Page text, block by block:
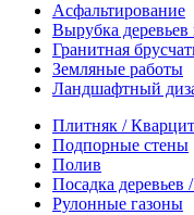
Асфальтирование
Вырубка деревьев
Гранитная
Земляные работы
Ландшафтный
Плитняк / Кварцит
Подпорные стены
Полив
Посадка деревьев
Рулонные газоны